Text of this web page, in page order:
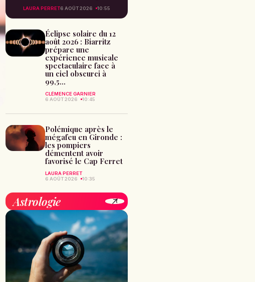
LAURA PERRET6 AOÛT 2026 10:55
Éclipse solaire du 12
août 2026 : Biarritz
prépare une
expérience musicale
spectaculaire face à
un ciel obscurci à
99,5...
CLÉMENCE GARNIER
6 AOÛT 2026
10:45
Polémique après le
mégafeu en Gironde :
les pompiers
démentent avoir
favorisé le Cap Ferret
LAURA PERRET
6 AOÛT 2026
10:35
Astrologie